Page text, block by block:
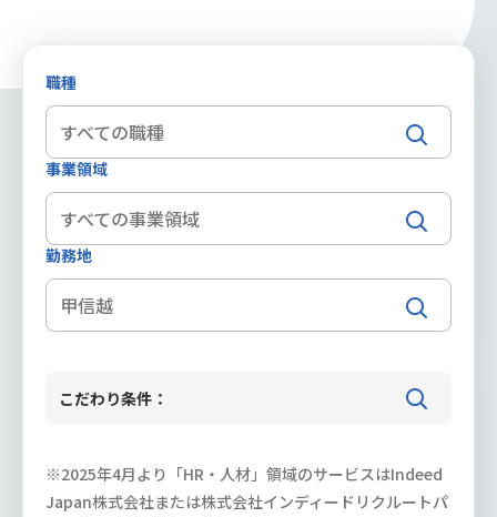
職種
事業領域
勤務地
甲信越
こだわり条件：
※2025年4月より「HR・人材」領域のサービスはIndeed
Japan株式会社または株式会社インディードリクルートパ